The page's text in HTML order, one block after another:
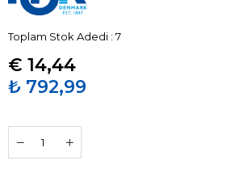
Toplam Stok Adedi : 7
€ 14,44
₺ 792,99